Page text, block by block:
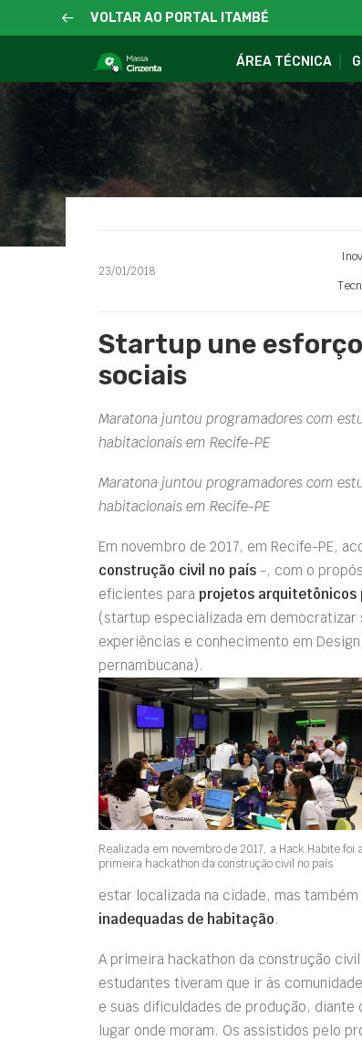
VOLTAR AO PORTAL ITAMBÉ
ÁREA TÉCNICA
23/01/2018
Startup une
sociais
Maratona juntou programadores com
habitacionais em Recife-PE
Maratona juntou programadores com
habitacionais em Recife-PE
Em novembro de 2017, em Recife-PE,
construção civil no país -, com o
eficientes para projetos arquitetônicos
(startup especializada em
experiências e conhecimento em
pernambucana).
Realizada em novembro de 2017, a Hack.Habite foi a
primeira hackathon da construção civil no país
estar localizada na cidade, mas
inadequadas de habitação.
A primeira hackathon da construção
estudantes tiveram que ir às
e suas dificuldades de produção,
lugar onde moram. Os assistidos pelo